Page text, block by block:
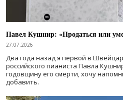
Павел Кушнир: «Продаться или
27.07.2026
Два года назад я первой в
российского пианиста Павла
годовщину его смерти, хочу
добавить.